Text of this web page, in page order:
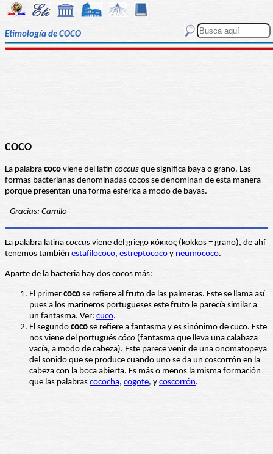
Etimología de COCO
COCO
La palabra coco viene del latín coccus que significa baya o grano. Las
formas bacterianas denominadas cocos se denominan de esta manera
porque presentan una forma esférica a modo de bayas.
- Gracias: Camilo
La palabra latina coccus viene del griego κόκκος (kokkos = grano), de ahí
tenemos también estafilococo, estreptococo y neumococo.
Aparte de la bacteria hay dos cocos más:
El primer coco se refiere al fruto de las palmeras. Este se llama así
pues a los marineros portugueses este fruto le parecía similar a
un fantasma. Ver: cuco.
El segundo coco se refiere a fantasma y es sinónimo de cuco. Este
nos viene del portugués côco (fantasma que lleva una calabaza
vacía, a modo de cabeza). Este parece venir de una onomatopeya
del sonido que se produce cuando uno se da un coscorrón en la
cabeza con la boca abierta. Es más o menos la misma formación
que las palabras cococha, cogote, y coscorrón.